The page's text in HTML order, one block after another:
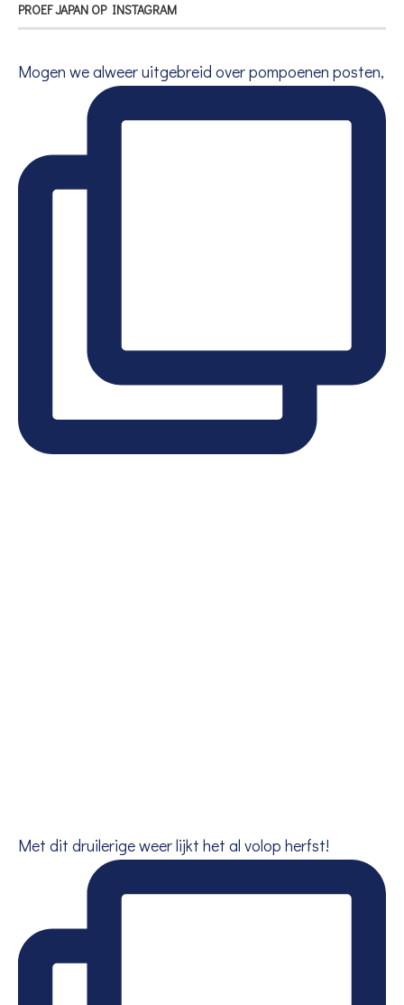
PROEF JAPAN OP INSTAGRAM
Mogen we alweer uitgebreid over pompoenen posten,
Met dit druilerige weer lijkt het al volop herfst!